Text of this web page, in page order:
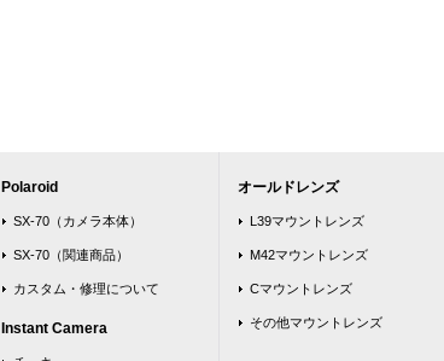
Polaroid
SX-70（カメラ本体）
SX-70（関連商品）
カスタム・修理について
Instant Camera
オールドレンズ
L39マウントレンズ
M42マウントレンズ
Cマウントレンズ
その他マウントレンズ